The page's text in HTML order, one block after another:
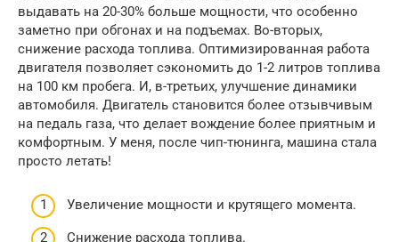
выдавать на 20-30% больше мощности, что особенно
заметно при обгонах и на подъемах. Во-вторых,
снижение расхода топлива. Оптимизированная работа
двигателя позволяет сэкономить до 1-2 литров топлива
на 100 км пробега. И, в-третьих, улучшение динамики
автомобиля. Двигатель становится более отзывчивым
на педаль газа, что делает вождение более приятным и
комфортным. У меня, после чип-тюнинга, машина стала
просто летать!
Увеличение мощности и крутящего момента.
Снижение расхода топлива.